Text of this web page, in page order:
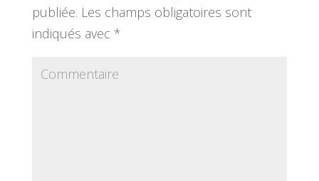
publiée. Les champs obligatoires sont
indiqués avec *